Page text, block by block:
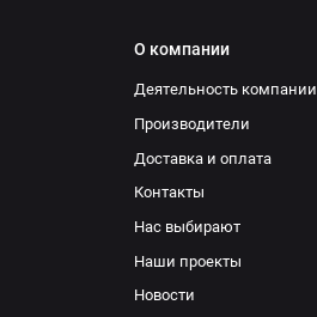
О компании
Деятельность компании
Производители
Доставка и оплата
Контакты
Нас выбирают
Наши проекты
Новости